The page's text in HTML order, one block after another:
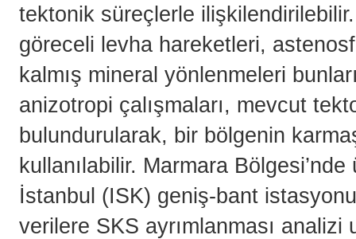
tektonik süreçlerle
göreceli levha hareketleri,
kalmış mineral yönlenmeleri
anizotropi çalışmaları, mevcut
bulundurularak, bir bölgenin
kullanılabilir. Marmara
İstanbul (ISK) geniş-bant
verilere SKS ayrımlanması